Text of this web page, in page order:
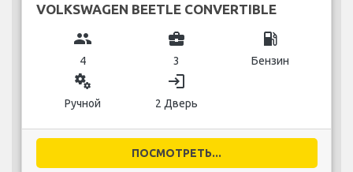
VOLKSWAGEN BEETLE CONVERTIBLE
group
4
business_center
3
local_gas_station
Бензин
miscellaneous_services
Ручной
login
2 Дверь
ПОСМОТРЕТЬ...